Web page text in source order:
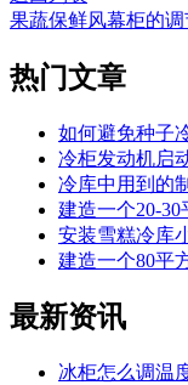
果蔬保鲜风幕柜的调
热门文章
如何避免种子
冷柜发动机启
冷库中用到的
建造一个20-
安装雪糕冷库
建造一个80平
最新资讯
冰柜怎么调温